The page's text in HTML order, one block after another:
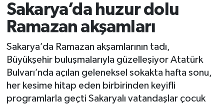
Sakarya’da huzur dolu
Ramazan akşamları
Sakarya’da Ramazan akşamlarının tadı,
Büyükşehir buluşmalarıyla güzelleşiyor Atatürk
Bulvarı’nda açılan geleneksel sokakta hafta sonu,
her kesime hitap eden birbirinden keyifli
programlarla geçti Sakaryalı vatandaşlar çocuk
Ekonomi
Gündem
Kadın
Kültür & Sanat
Malatya Trafik Yoğunluk Haritası
TFF 3.Lig 2.Grup Puan Durumu ve Fikstür
Tüm Manşetler
Son Dakika Haberleri